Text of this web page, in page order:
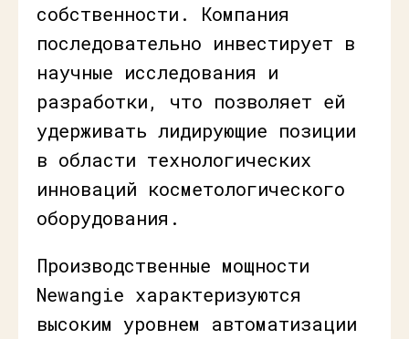
собственности. Компания
последовательно инвестирует в
научные исследования и
разработки, что позволяет ей
удерживать лидирующие позиции
в области технологических
инноваций косметологического
оборудования.
Производственные мощности
Newangie характеризуются
высоким уровнем автоматизации